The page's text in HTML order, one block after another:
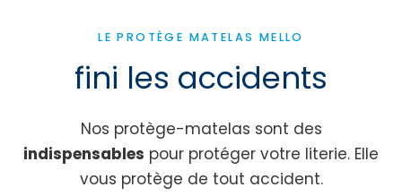
fini les accidents
LE PROTÈGE MATELAS MELLO
Nos protège-matelas sont des
indispensables pour protéger votre literie. Elle
vous protège de tout accident.